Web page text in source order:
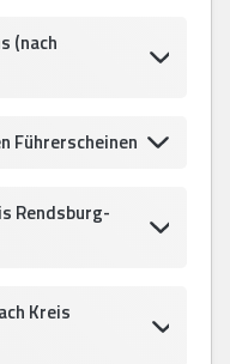
(nach
Führerscheinen
Rendsburg-
Kreis